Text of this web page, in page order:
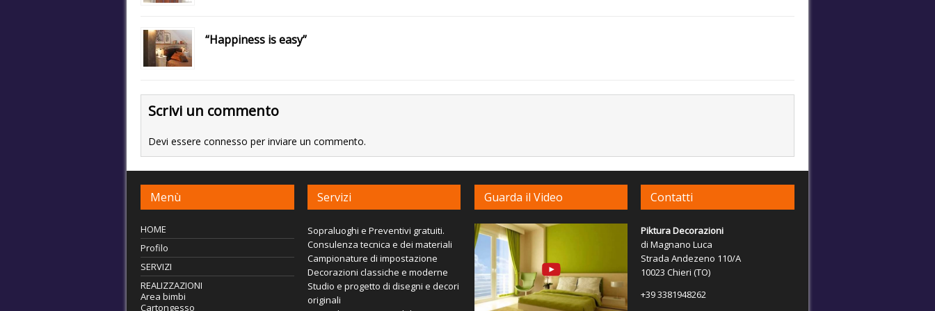
“Happiness is easy”
Scrivi un commento
Devi essere connesso per inviare un commento.
Menù
HOME
Profilo
SERVIZI
REALIZZAZIONI
Area bimbi
Cartongesso
Servizi
Sopraluoghi e Preventivi gratuiti.
Consulenza tecnica e dei materiali
Campionature di impostazione
Decorazioni classiche e moderne
Studio e progetto di disegni e decori
originali
Guarda il Video Contatti
Piktura Decorazioni
di Magnano Luca
Strada Andezeno 110/A
10023 Chieri (TO)
+39 3381948262